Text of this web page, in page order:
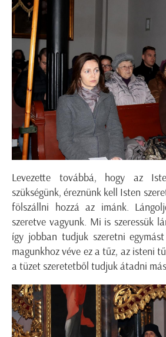
Levezette továbbá, hogy az
szükségünk, éreznünk kell Isten
fölszállni hozzá az imánk.
szeretve vagyunk. Mi is szeressük
így jobban tudjuk szeretni
magunkhoz véve ez a tűz, az isteni
a tüzet szeretetből tudjuk átadni